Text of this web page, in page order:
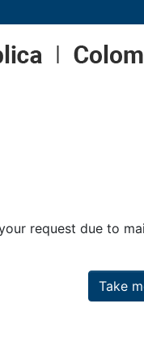
request due to
Take